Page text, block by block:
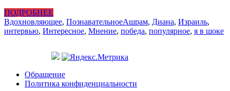
ПОДРОБНЕЕ
Вдохновляющее, ПознавательноеАшрам, Диана, Израиль,
интервью, Интересное, Мнение, победа, популярное, я в шоке
Обращение
Политика конфиденциальности